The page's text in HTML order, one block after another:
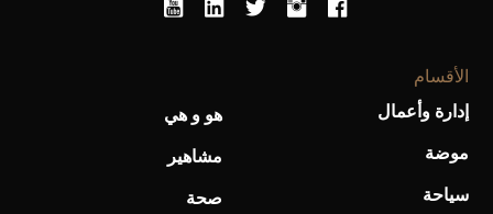
الأقسام
إدارة وأعمال
موضة
سياحة
هو و هي
مشاهير
صحة